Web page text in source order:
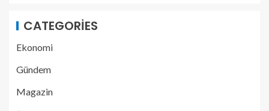
CATEGORIES
Ekonomi
Gündem
Magazin